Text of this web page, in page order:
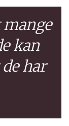
mange
kan
har